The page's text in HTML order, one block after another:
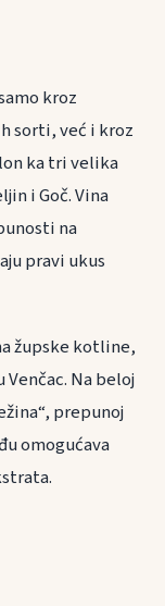
kroz
sorti, već i kroz
ka tri velika
i Goč. Vina
na
pravi ukus
župske kotline,
Na beloj
prepunoj
omogućava